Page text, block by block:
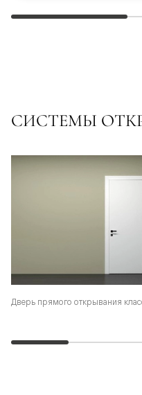
СИСТЕМЫ
Дверь прямого открывания